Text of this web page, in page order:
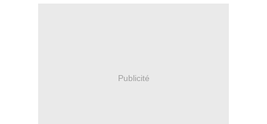
Publicité